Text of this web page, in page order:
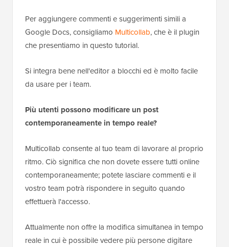
Per aggiungere commenti e suggerimenti simili a
Google Docs, consigliamo Multicollab, che è il plugin
che presentiamo in questo tutorial.
Si integra bene nell'editor a blocchi ed è molto facile
da usare per i team.
Più utenti possono modificare un post
contemporaneamente in tempo reale?
Multicollab consente al tuo team di lavorare al proprio
ritmo. Ciò significa che non dovete essere tutti online
contemporaneamente; potete lasciare commenti e il
vostro team potrà rispondere in seguito quando
effettuerà l'accesso.
Attualmente non offre la modifica simultanea in tempo
reale in cui è possibile vedere più persone digitare